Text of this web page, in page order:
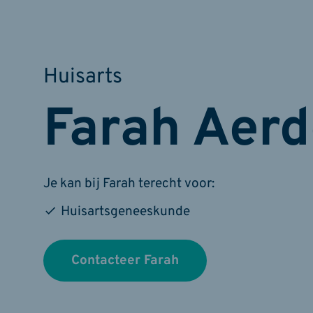
Huisarts
Farah
Je kan bij Farah terecht voor:
Huisartsgeneeskunde
Contacteer Farah